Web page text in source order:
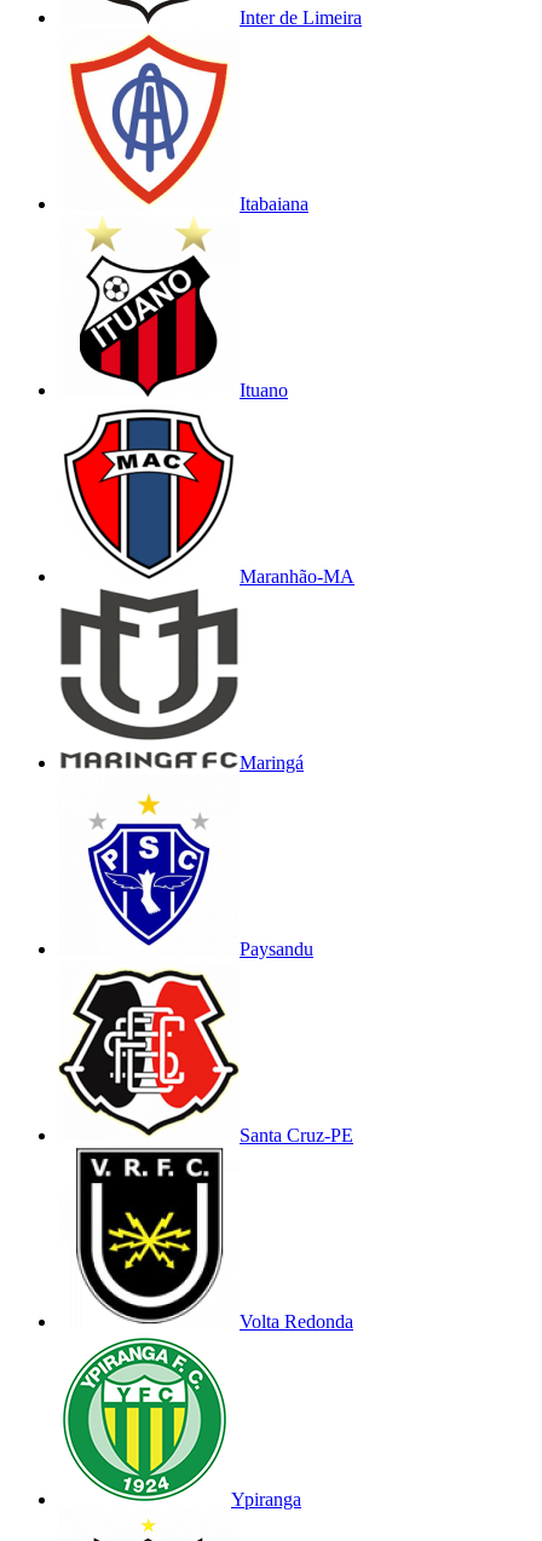
Inter de Limeira
Itabaiana
Ituano
Maranhão-MA
Maringá
Paysandu
Santa Cruz-PE
Volta Redonda
Ypiranga